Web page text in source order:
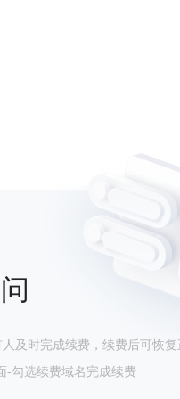
及时完成续费，续费后可恢复
-勾选续费域名完成续费